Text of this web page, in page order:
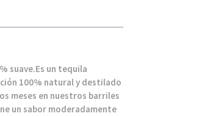
suave.Es un tequila
100% natural y destilado
meses en nuestros barriles
un sabor moderadamente